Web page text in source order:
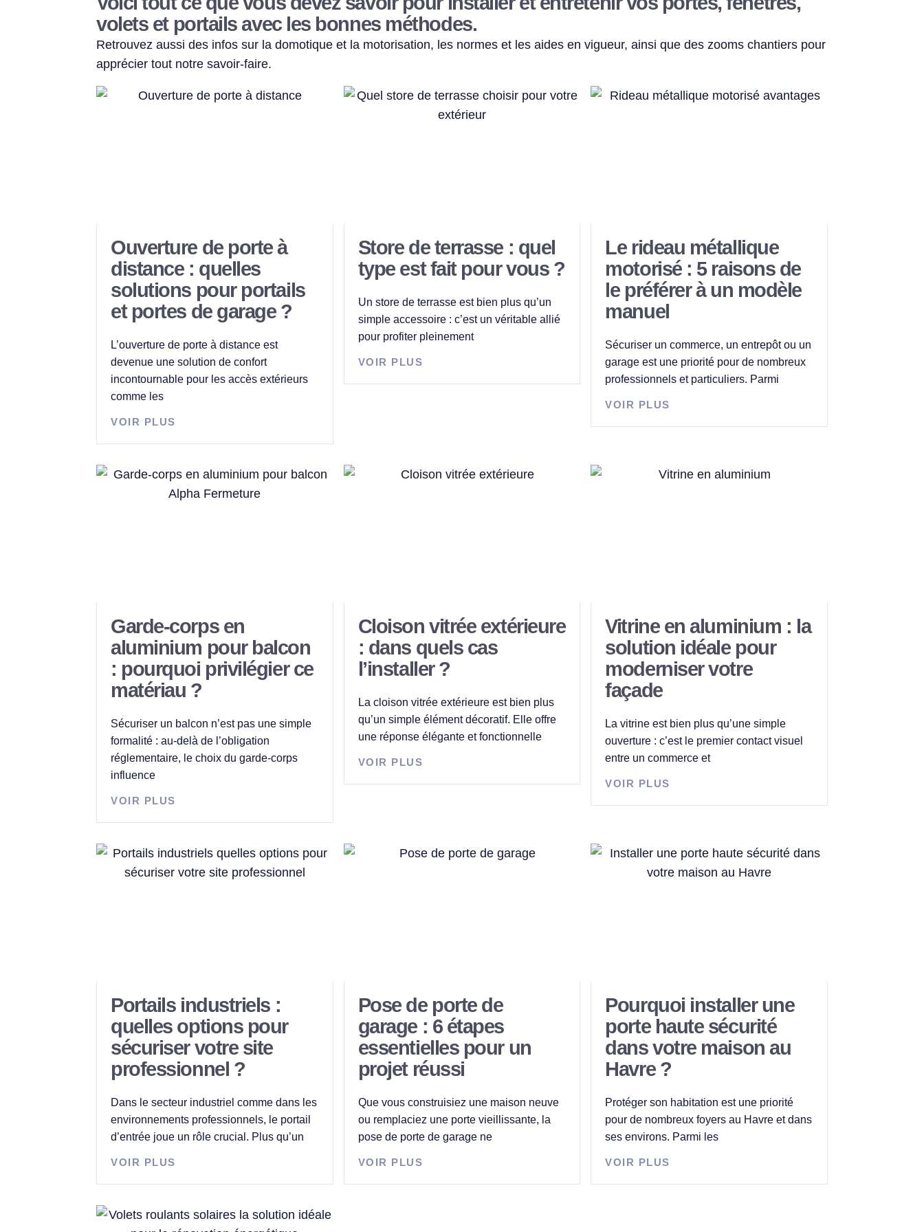
volets et portails avec les bonnes méthodes.
Retrouvez aussi des infos sur la domotique et la motorisation, les normes et les aides en vigueur, ainsi que des zooms chantiers pour
apprécier tout notre savoir‑faire.
Ouverture de porte à
distance : quelles
solutions pour portails
et portes de garage ?
L’ouverture de porte à distance est
devenue une solution de confort
incontournable pour les accès extérieurs
comme les
VOIR PLUS
Store de terrasse : quel
type est fait pour vous ?
Un store de terrasse est bien plus qu’un
simple accessoire : c’est un véritable allié
pour profiter pleinement
VOIR PLUS
Le rideau métallique
motorisé : 5 raisons de
le préférer à un modèle
manuel
Sécuriser un commerce, un entrepôt ou un
garage est une priorité pour de nombreux
professionnels et particuliers. Parmi
VOIR PLUS
Garde-corps en
aluminium pour balcon
: pourquoi privilégier ce
matériau ?
Sécuriser un balcon n’est pas une simple
formalité : au-delà de l’obligation
réglementaire, le choix du garde-corps
influence
VOIR PLUS
Cloison vitrée extérieure
: dans quels cas
l’installer ?
La cloison vitrée extérieure est bien plus
qu’un simple élément décoratif. Elle offre
une réponse élégante et fonctionnelle
VOIR PLUS
Vitrine en aluminium : la
solution idéale pour
moderniser votre
façade
La vitrine est bien plus qu’une simple
ouverture : c’est le premier contact visuel
entre un commerce et
VOIR PLUS
Portails industriels :
quelles options pour
sécuriser votre site
professionnel ?
Dans le secteur industriel comme dans les
environnements professionnels, le portail
d’entrée joue un rôle crucial. Plus qu’un
VOIR PLUS
Pose de porte de
garage : 6 étapes
essentielles pour un
projet réussi
Que vous construisiez une maison neuve
ou remplaciez une porte vieillissante, la
pose de porte de garage ne
VOIR PLUS
Pourquoi installer une
porte haute sécurité
dans votre maison au
Havre ?
Protéger son habitation est une priorité
pour de nombreux foyers au Havre et dans
ses environs. Parmi les
VOIR PLUS